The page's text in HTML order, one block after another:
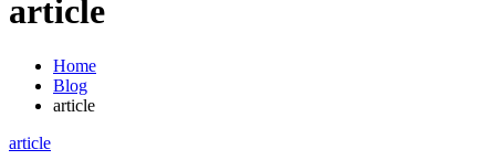
article
Home
Blog
article
article